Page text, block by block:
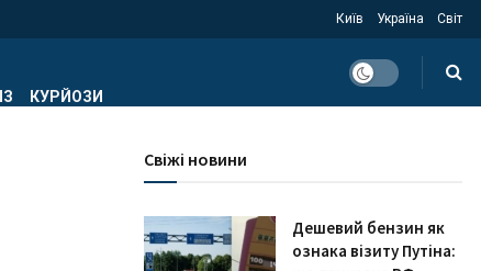
Київ Україна Світ
КУРЙОЗИ
Свіжі новини
Дешевий бензин як
ознака візиту Путіна: